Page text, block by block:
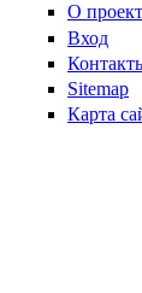
О
Вход
Sitemap
Карта